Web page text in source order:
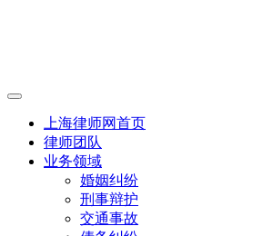
上海律师网首页
律师团队
业务领域
婚姻纠纷
刑事辩护
交通事故